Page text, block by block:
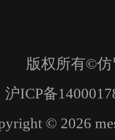
版权所有©
沪ICP备
© 2026